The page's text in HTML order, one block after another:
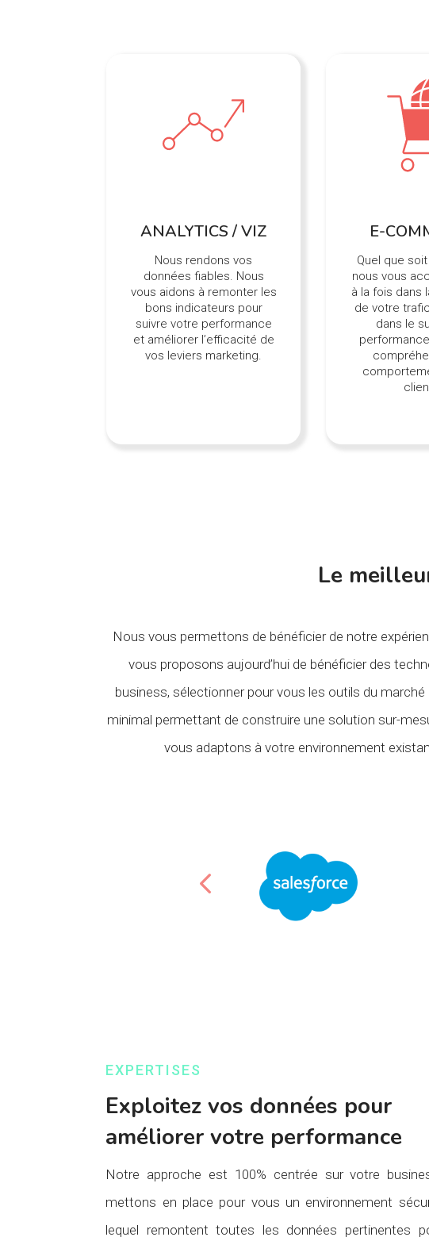
ANALYTICS / VIZ
Nous rendons vos
données fiables. Nous
vous aidons à remonter les
bons indicateurs pour
suivre votre performance
et améliorer l’efficacité de
vos leviers marketing.
E-
Quel que
nous vous
à la fois dans
de votre trafic
dans le
Le
Nous vous permettons de bénéficier de notre
vous proposons aujourd’hui de bénéficier des
business, sélectionner pour vous les outils du
minimal permettant de construire une solution sur-
vous adaptons à votre environnement
EXPERTISES
Exploitez vos données pour
améliorer votre performance
Notre approche est 100% centrée sur votre
mettons en place pour vous un environnement
lequel remontent toutes les données pertinentes